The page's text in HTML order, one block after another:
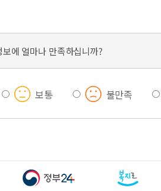
에 얼마나 만족하십니까?
보통 불만족